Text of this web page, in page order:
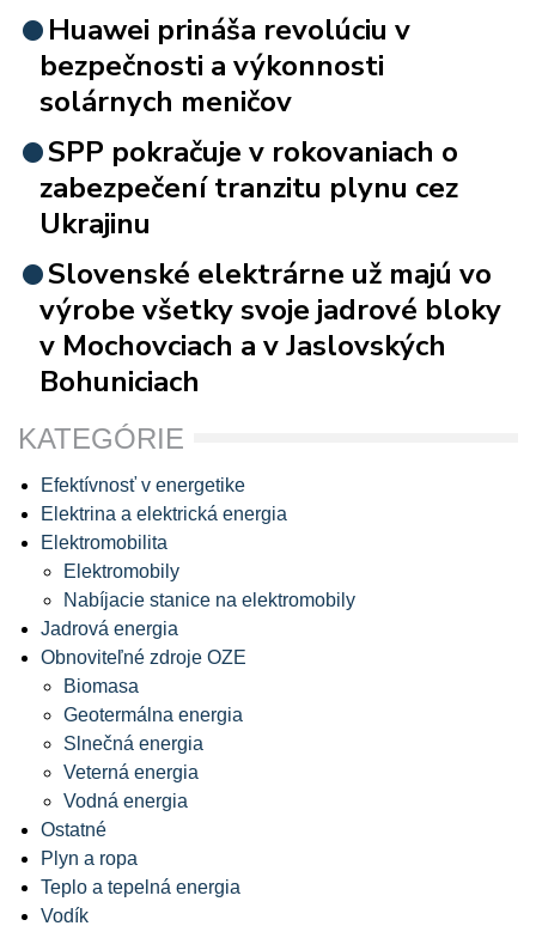
Huawei prináša revolúciu v
bezpečnosti a výkonnosti
solárnych meničov
SPP pokračuje v rokovaniach o
zabezpečení tranzitu plynu cez
Ukrajinu
Slovenské elektrárne už majú vo
výrobe všetky svoje jadrové bloky
v Mochovciach a v Jaslovských
Bohuniciach
KATEGÓRIE
Efektívnosť v energetike
Elektrina a elektrická energia
Elektromobilita
Elektromobily
Nabíjacie stanice na elektromobily
Jadrová energia
Obnoviteľné zdroje OZE
Biomasa
Geotermálna energia
Slnečná energia
Veterná energia
Vodná energia
Ostatné
Plyn a ropa
Teplo a tepelná energia
Vodík